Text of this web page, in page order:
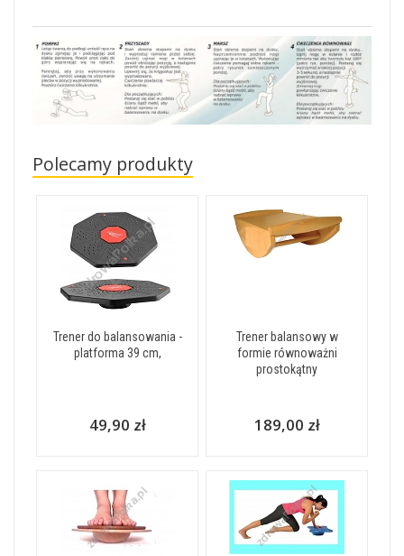
Polecamy produkty
Trener do balansowania -
platforma 39 cm,
49,90 zł
Trener balansowy w
formie równoważni
prostokątny
189,00 zł